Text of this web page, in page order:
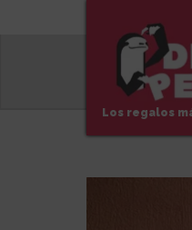
Los regalos